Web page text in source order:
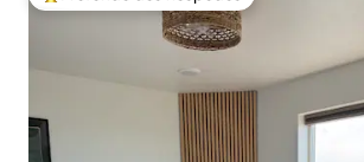
Entre os melhores preferidos dos hóspedes